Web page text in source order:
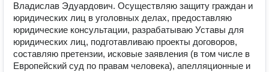
Владислав Эдуардович. Осуществляю защиту граждан и
юридических лиц в уголовных делах, предоставляю
юридические консультации, разрабатываю Уставы для
юридических лиц, подготавливаю проекты договоров,
составляю претензии, исковые заявления (в том числе в
Европейский суд по правам человека), апелляционные и